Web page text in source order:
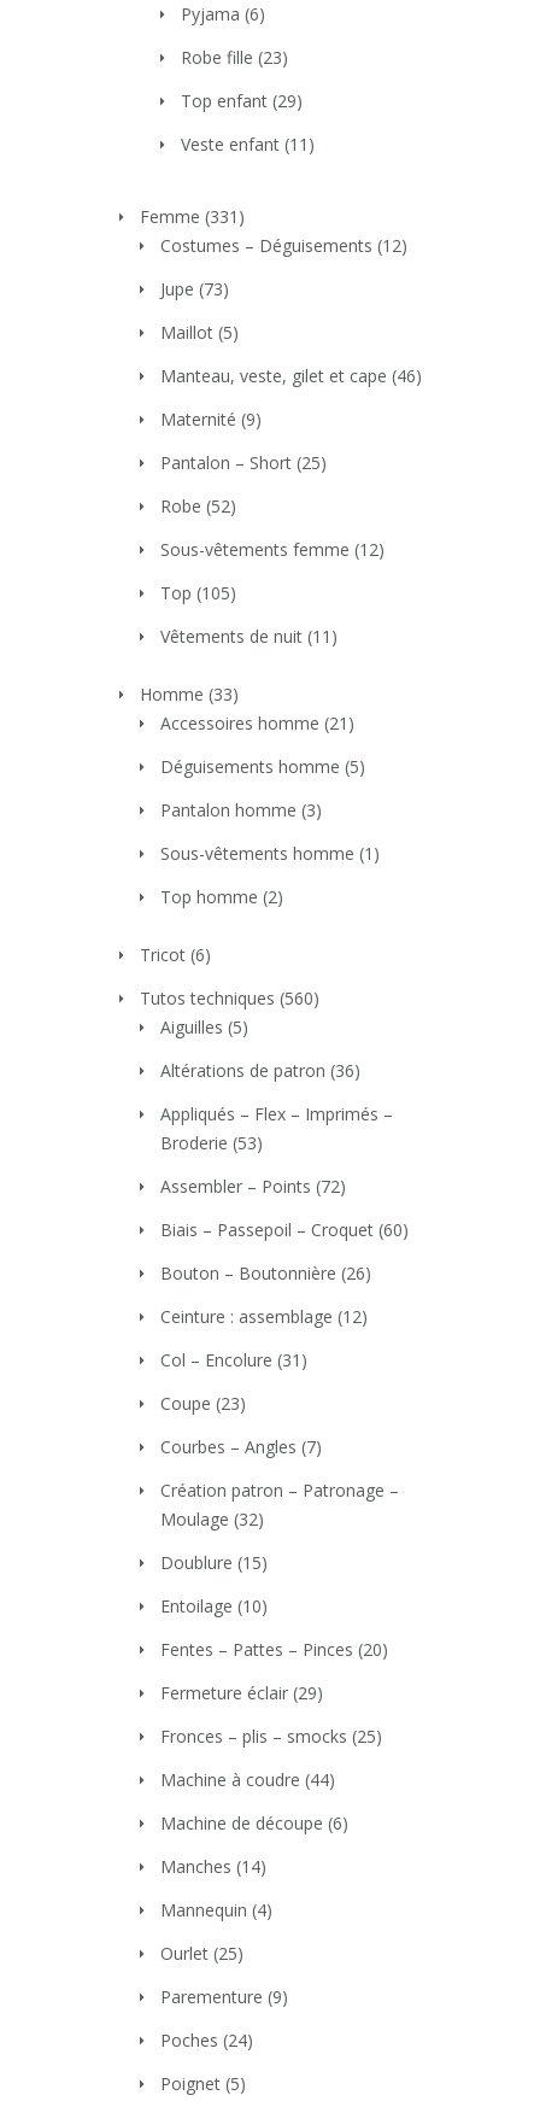
Pyjama (6)
Robe fille (23)
Top enfant (29)
Veste enfant (11)
Femme (331)
Costumes – Déguisements (12)
Jupe (73)
Maillot (5)
Manteau, veste, gilet et cape (46)
Maternité (9)
Pantalon – Short (25)
Robe (52)
Sous-vêtements femme (12)
Top (105)
Vêtements de nuit (11)
Homme (33)
Accessoires homme (21)
Déguisements homme (5)
Pantalon homme (3)
Sous-vêtements homme (1)
Top homme (2)
Tricot (6)
Tutos techniques (560)
Aiguilles (5)
Altérations de patron (36)
Appliqués – Flex – Imprimés –
Broderie (53)
Assembler – Points (72)
Biais – Passepoil – Croquet (60)
Bouton – Boutonnière (26)
Ceinture : assemblage (12)
Col – Encolure (31)
Coupe (23)
Courbes – Angles (7)
Création patron – Patronage –
Moulage (32)
Doublure (15)
Entoilage (10)
Fentes – Pattes – Pinces (20)
Fermeture éclair (29)
Fronces – plis – smocks (25)
Machine à coudre (44)
Machine de découpe (6)
Manches (14)
Mannequin (4)
Ourlet (25)
Parementure (9)
Poches (24)
Poignet (5)